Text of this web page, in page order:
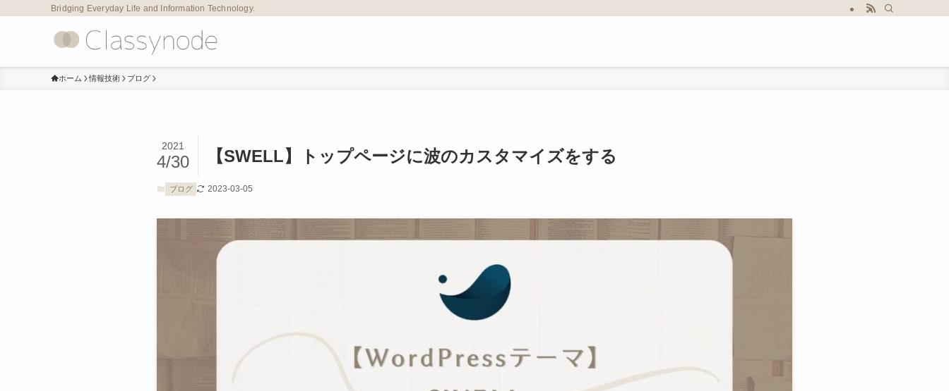
Bridging Everyday Life and Information Technology.
ホーム 情報技術 ブログ
【SWELL】トップページに波のカスタマイズをする
2021
4/30
ブログ 2023-03-05